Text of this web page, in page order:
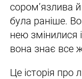
сором’язлива
була раніше.
нею змінилися
вона знає все
Це історія про